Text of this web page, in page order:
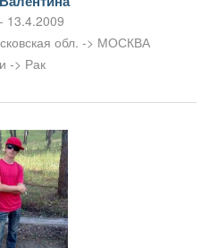
13.4.2009
обл. -> МОСКВА
-> Рак